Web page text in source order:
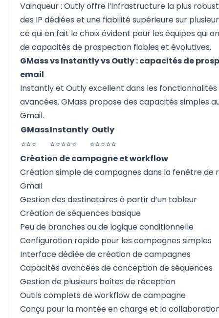
Vainqueur : Outly offre l’infrastructure la plus
des IP dédiées et une fiabilité supérieure sur
ce qui en fait le choix évident pour les équipes qui
de capacités de prospection fiables et évolutives.
GMass vs Instantly vs Outly : capacités de
email
Instantly et Outly excellent dans les fonctionnalités
avancées. GMass propose des capacités simples
Gmail.
GMassInstantly Outly
⭐⭐⭐
⭐⭐⭐⭐⭐
⭐⭐⭐⭐⭐
Création de campagne et workflow
Création simple de campagnes dans la fenêtre de
Gmail
Gestion des destinataires à partir d’un tableur
Création de séquences basique
Peu de branches ou de logique conditionnelle
Configuration rapide pour les campagnes simples
Interface dédiée de création de campagnes
Capacités avancées de conception de séquences
Gestion de plusieurs boîtes de réception
Outils complets de workflow de campagne
Conçu pour la montée en charge et la